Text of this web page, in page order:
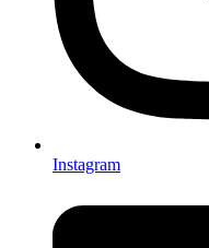
Instagram